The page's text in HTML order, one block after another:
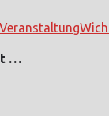
Veranstaltung
…